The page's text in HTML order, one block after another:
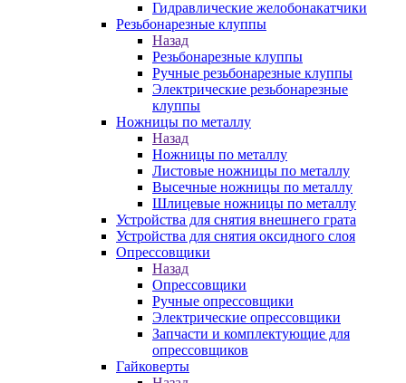
Гидравлические желобонакатчики
Резьбонарезные клуппы
Назад
Резьбонарезные клуппы
Ручные резьбонарезные клуппы
Электрические резьбонарезные
клуппы
Ножницы по металлу
Назад
Ножницы по металлу
Листовые ножницы по металлу
Высечные ножницы по металлу
Шлицевые ножницы по металлу
Устройства для снятия внешнего грата
Устройства для снятия оксидного слоя
Опрессовщики
Назад
Опрессовщики
Ручные опрессовщики
Электрические опрессовщики
Запчасти и комплектующие для
опрессовщиков
Гайковерты